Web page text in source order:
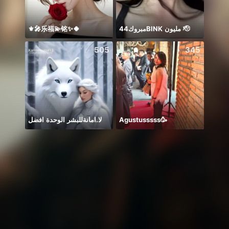
⚜️🎤乐福💫铭✨🍀 مبروك44BlNK مليون 🫡
505
لا.امانةللبشر الوحدة افضل
345
Agustusssss🥳